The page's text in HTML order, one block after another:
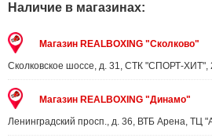
Наличие в магазинах:
Магазин REALBOXING "Сколково"
Сколковское шоссе, д. 31, СТК "СПОРТ-ХИТ",
Магазин REALBOXING "Динамо"
Ленинградский просп., д. 36, ВТБ Арена, ТЦ